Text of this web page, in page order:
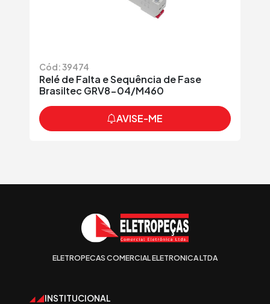
Cód: 39474
Relé de Falta e Sequência de Fase
Brasiltec GRV8-04/M460
AVISE-ME
ELETROPECAS COMERCIAL ELETRONICA LTDA
INSTITUCIONAL